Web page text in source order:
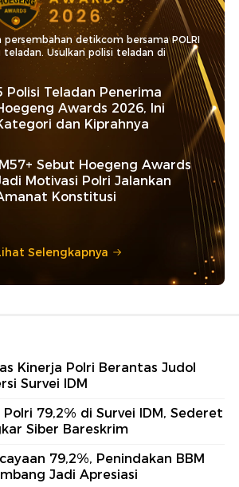
persembahan detikcom bersama POLRI
teladan. Usulkan polisi teladan di
Polisi Teladan Penerima
Awards 2026, Ini
dan Kiprahnya
Sebut Hoegeng Awards
Motivasi Polri Jalankan
Konstitusi
Selengkapnya
Kinerja Polri Berantas Judol
Survei IDM
79,2% di Survei IDM, Sederet
Siber Bareskrim
79,2%, Penindakan BBM
Jadi Apresiasi